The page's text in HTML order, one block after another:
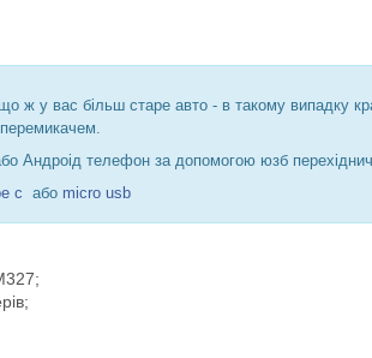
ж у вас більш старе авто - в такому випадку
перемикачем.
Андроід телефон за допомогою юзб
c
або micro usb